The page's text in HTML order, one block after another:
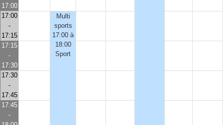
17:00
17:00
-
17:15
Multi
sports
17:00 à
18:00
Sport
17:15
-
17:30
17:30
-
17:45
17:45
-